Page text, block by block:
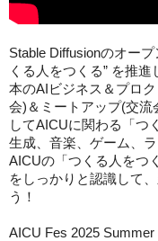
Stable Diffusionのオー
くる人をつくる” を推
本のAIビジネス＆プロ
会)＆ミートアップ(交流
してAICUに関わる「つ
生成、音楽、ゲーム、
AICUの「つくる人をつ
をしっかりと認識して
う！
AICU Fes 2025 Summer